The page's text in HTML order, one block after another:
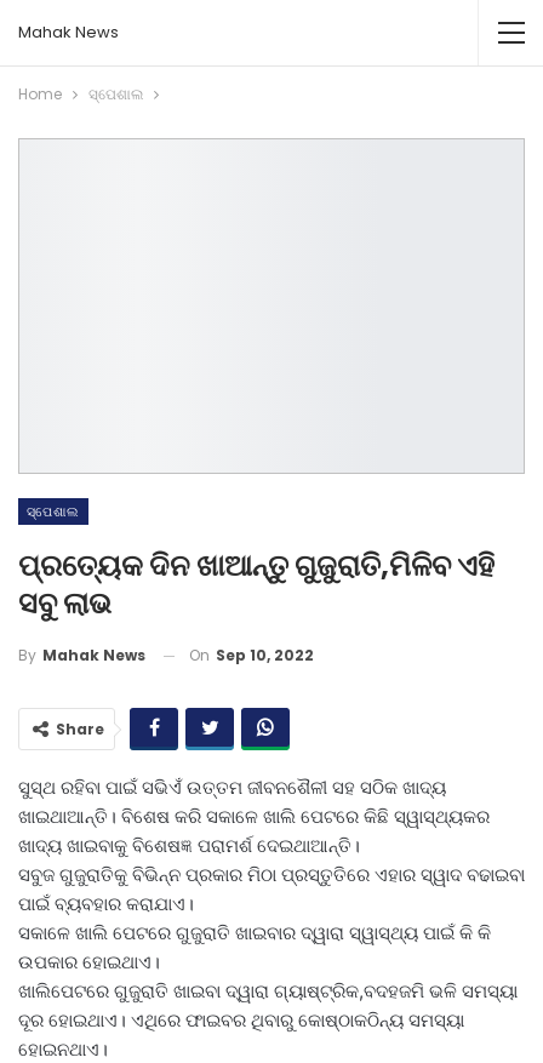
Mahak News
Home ସ୍ପେଶାଲ
ସ୍ପେଶାଲ
ପ୍ରତ୍ୟେକ ଦିନ ଖାଆନ୍ତୁ ଗୁଜୁରାତି,ମିଳିବ ଏହି
ସବୁ ଲାଭ
By Mahak News On Sep 10, 2022
Share
ସୁସ୍ଥ ରହିବା ପାଇଁ ସଭିଏଁ ଉତ୍ତମ ଜୀବନଶୈଳୀ ସହ ସଠିକ ଖାଦ୍ୟ
ଖାଇଥାଆନ୍ତି। ବିଶେଷ କରି ସକାଳେ ଖାଲି ପେଟରେ କିଛି ସ୍ୱାସ୍ଥ୍ୟକର
ଖାଦ୍ୟ ଖାଇବାକୁ ବିଶେଷଜ୍ଞ ପରାମର୍ଶ ଦେଇଥାଆନ୍ତି।
ସବୁଜ ଗୁଜୁରାତିକୁ ବିଭିନ୍ନ ପ୍ରକାର ମିଠା ପ୍ରସ୍ତୁତିରେ ଏହାର ସ୍ୱାଦ ବଢାଇବା
ପାଇଁ ବ୍ୟବହାର କରାଯାଏ।
ସକାଳେ ଖାଲି ପେଟରେ ଗୁଜୁରାତି ଖାଇବାର ଦ୍ୱାରା ସ୍ୱାସ୍ଥ୍ୟ ପାଇଁ କି କି
ଉପକାର ହୋଇଥାଏ।
ଖାଲିପେଟରେ ଗୁଜୁରାତି ଖାଇବା ଦ୍ୱାରା ଗ୍ୟାଷ୍ଟ୍ରିକ,ବଦହଜମି ଭଳି ସମସ୍ୟା
ଦୂର ହୋଇଥାଏ। ଏଥିରେ ଫାଇବର ଥିବାରୁ କୋଷ୍ଠାକଠିନ୍ୟ ସମସ୍ୟା
ହୋଇନଥାଏ।